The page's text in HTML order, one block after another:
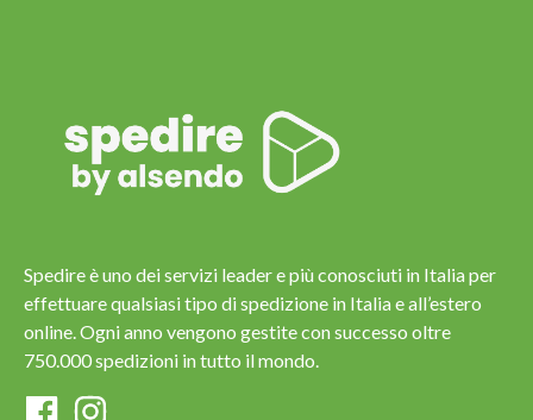
Spedire è uno dei servizi leader e più conosciuti in Italia per
effettuare qualsiasi tipo di spedizione in Italia e all’estero
online. Ogni anno vengono gestite con successo oltre
750.000 spedizioni in tutto il mondo.